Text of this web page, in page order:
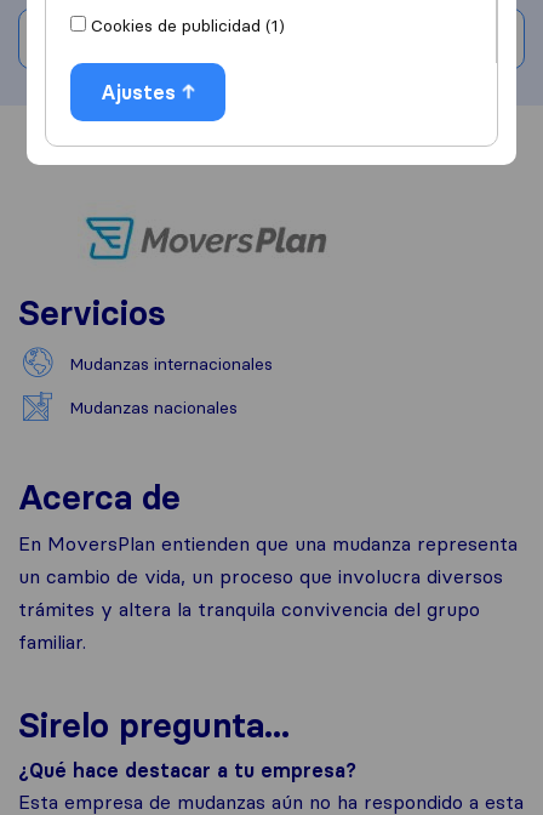
Escribe una valoración
Información Valoraciones Fuentes
Servicios
Mudanzas internacionales
Mudanzas nacionales
Acerca de
En MoversPlan entienden que una mudanza representa
un cambio de vida, un proceso que involucra diversos
trámites y altera la tranquila convivencia del grupo
familiar.
Sirelo pregunta...
¿Qué hace destacar a tu empresa?
Esta empresa de mudanzas aún no ha respondido a esta
Cookies de publicidad (1)
Ajustes